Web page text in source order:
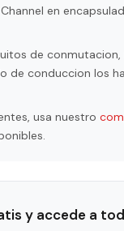
en
de
de conduccion los
usa nuestro
y accede a